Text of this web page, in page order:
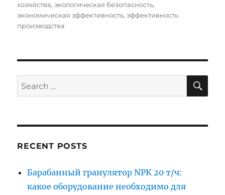
хозяйства,экологическая безопасность,
экономическая эффективность,эффективность
производства
Search
for:
RECENT POSTS
Барабанный гранулятор NPK 20 т/ч:
какое оборудование необходимо для